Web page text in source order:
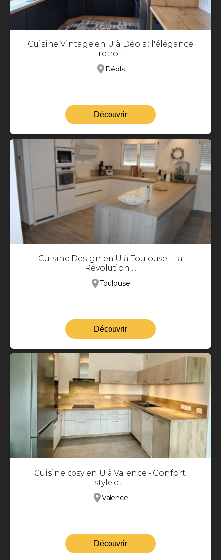
Cuisine Vintage en U à Déols : l'élégance
retro...
Déols
Découvrir
Cuisine Design en U à Toulouse : La
Révolution ...
Toulouse
Découvrir
Cuisine cosy en U à Valence - Confort,
style et...
Valence
Découvrir